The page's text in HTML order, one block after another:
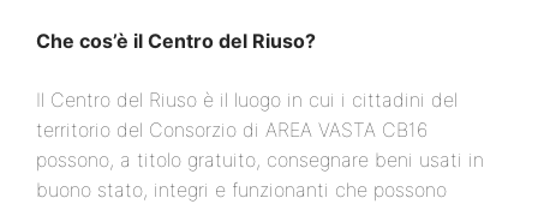
Che cos’è il Centro del Riuso?
Il Centro del Riuso è il luogo in cui i cittadini del
territorio del Consorzio di AREA VASTA CB16
possono, a titolo gratuito, consegnare beni usati in
buono stato, integri e funzionanti che possono